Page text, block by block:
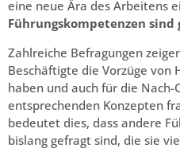
eine neue Ära des Arbeitens
Führungskompetenzen sind
Zahlreiche Befragungen
Beschäftigte die Vorzüge von
haben und auch für die Nach-
entsprechenden Konzepten
bedeutet dies, dass andere
bislang gefragt sind, die sie